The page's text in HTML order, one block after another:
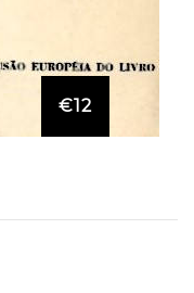
€12